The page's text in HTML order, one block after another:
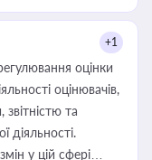
+1
оцінки
оцінювачів,
та
діяльності.
у цій сфері